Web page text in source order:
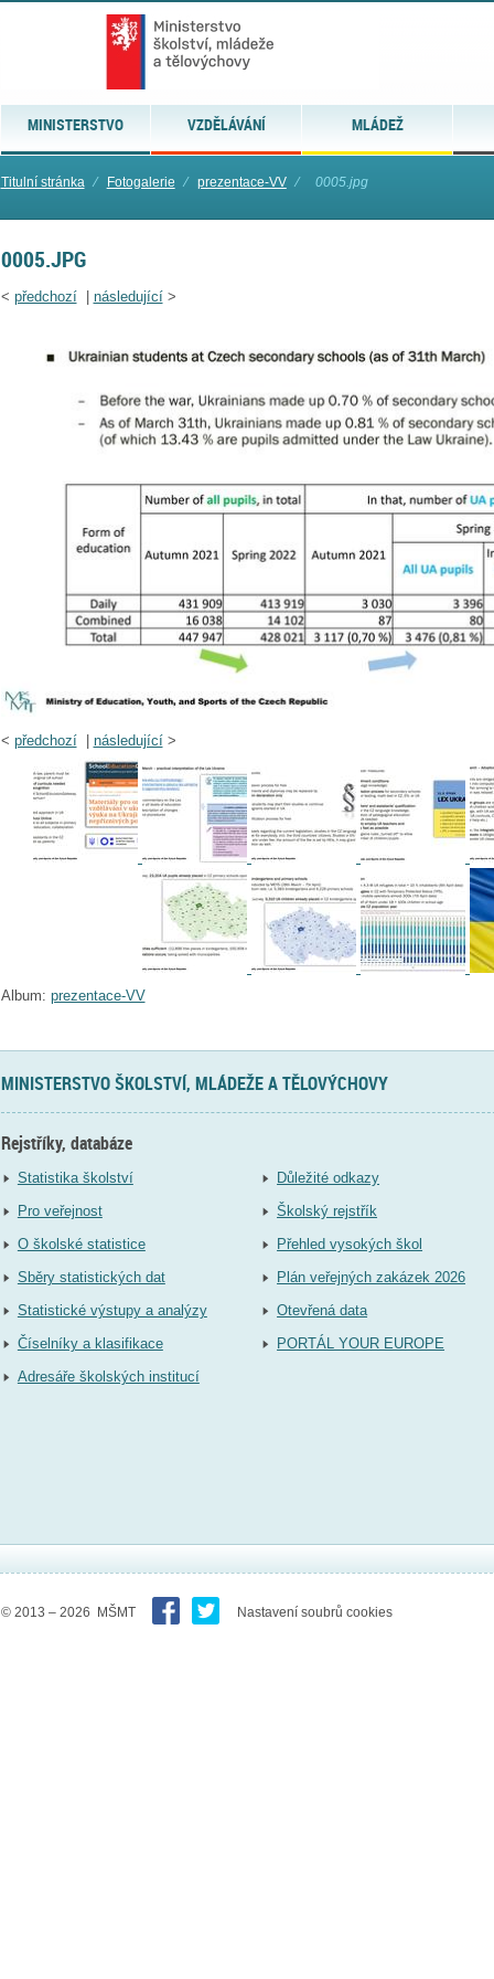
MINISTERSTVO VZDĚLÁVÁNÍ MLÁDEŽ
Titulní stránka ⁄ Fotogalerie ⁄ prezentace-VV ⁄ 0005.jpg
0005.JPG
< předchozí| následující>
< předchozí| následující>
Album: prezentace-VV
MINISTERSTVO ŠKOLSTVÍ, MLÁDEŽE A TĚLOVÝCHOVY
Rejstříky, databáze
Statistika školství
Pro veřejnost
O školské statistice
Sběry statistických dat
Statistické výstupy a analýzy
Číselníky a klasifikace
Adresáře školských institucí
Důležité odkazy
Školský rejstřík
Přehled vysokých škol
Plán veřejných zakázek 2026
Otevřená data
PORTÁL YOUR EUROPE
© 2013 – 2026 MŠMT Nastavení soubrů cookies